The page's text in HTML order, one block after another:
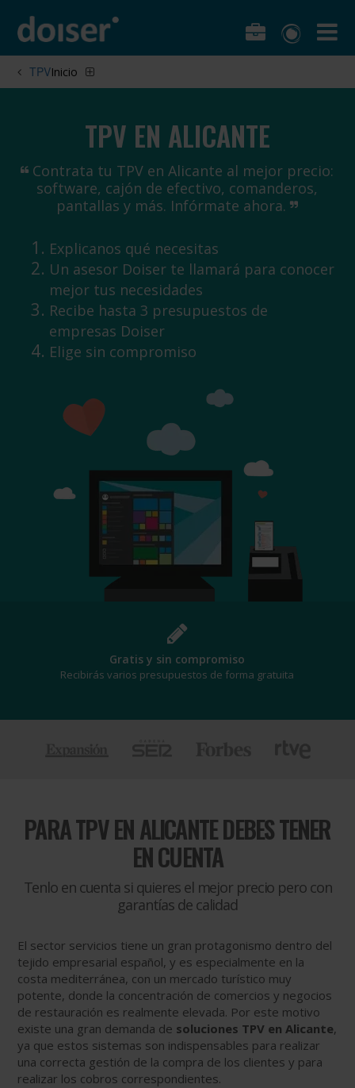
TPVInicio
TPV EN ALICANTE
Contrata tu TPV en Alicante al mejor precio:
software, cajón de efectivo, comanderos,
pantallas y más. Infórmate ahora.
Explicanos qué necesitas
Un asesor Doiser te llamará para conocer
mejor tus necesidades
Recibe hasta 3 presupuestos de
empresas Doiser
Elige sin compromiso
¡Al mejor precio!
Te beneficiarás de los mejores descuentos
PARATPV EN ALICANTE DEBES TENER
EN CUENTA
Tenlo en cuenta si quieres el mejor precio pero con
garantías de calidad
El sector servicios tiene un gran protagonismo dentro del
tejido empresarial español, y es especialmente en la
costa mediterránea, con un mercado turístico muy
potente, donde la concentración de comercios y negocios
de restauración es realmente elevada. Por este motivo
existe una gran demanda de soluciones TPV en Alicante,
ya que estos sistemas son indispensables para realizar
una correcta gestión de la compra de los clientes y para
realizar los cobros correspondientes.